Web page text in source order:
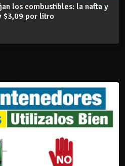
los combustibles: la nafta y
$3,09 por litro